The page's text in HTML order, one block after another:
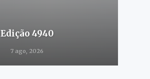
Edição 4940
7 ago, 2026